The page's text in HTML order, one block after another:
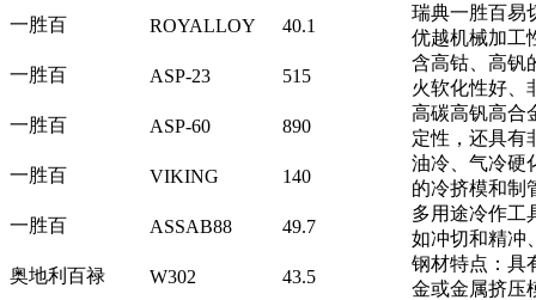
一胜百
ROYALLOY 40.1
瑞典一胜百易
优越机械加工
一胜百
ASP-23 515
含高钴、高钒
火软化性好、
一胜百
ASP-60 890
高碳高钒高合
定性，还具有
一胜百
VIKING 140
油冷、气冷硬
的冷挤模和制
一胜百
ASSAB88 49.7
多用途冷作工
如冲切和精冲
奥地利百禄
W302 43.5
钢材特点：具
金或金属挤压